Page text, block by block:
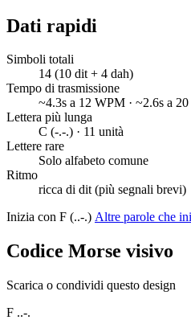
Dati rapidi
Simboli totali
14 (10 dit + 4 dah)
Tempo di trasmissione
~4.3s a 12 WPM · ~2.6s a
Lettera più lunga
C (-.-.) · 11 unità
Lettere rare
Solo alfabeto comune
Ritmo
ricca di dit (più segnali brevi)
Inizia con F (..-.) Altre parole che
Codice Morse visivo
Scarica o condividi questo design
F ..-.